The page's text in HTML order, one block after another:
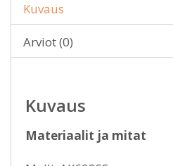
Kuvaus
Arviot (0)
Kuvaus
Materiaalit ja mitat